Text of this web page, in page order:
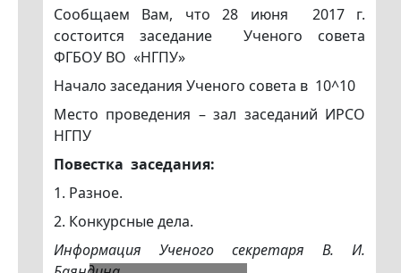
Сообщаем Вам, что 28 июня 2017 г.
состоится заседание Ученого совета
ФГБОУ ВО «НГПУ»
Начало заседания Ученого совета в 10^10
Место проведения – зал заседаний ИРСО
НГПУ
Повестка заседания:
1. Разное.
2. Конкурсные дела.
Информация Ученого секретаря В. И.